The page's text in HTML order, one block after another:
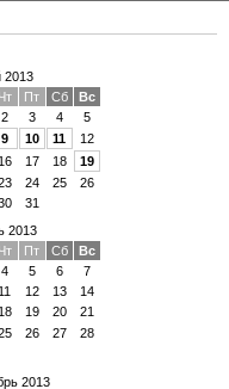
2013
Чт Пт Сб
Вс
2 3 4
5
9 10 11
12
16 17 18
19
24 25
26
31
2013
Чт Пт Сб
Вс
4 5 6
7
11 12 13
14
18 19 20
21
26 27
28
2013